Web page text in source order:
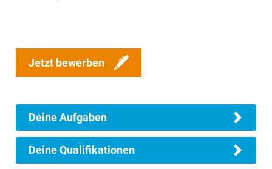
Jetzt bewerben
Deine Aufgaben
Deine Qualifikationen